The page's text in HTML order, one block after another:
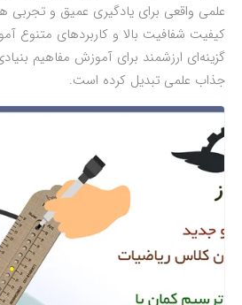
علمی واقعی برای یادگیری عمیق و تجربی
کیفیت شفافیت بالا و کاربردهای متنوع
گزینه‌ای ارزشمند برای آموزش مفاهیم
جذاب علمی تبدیل کرده است.